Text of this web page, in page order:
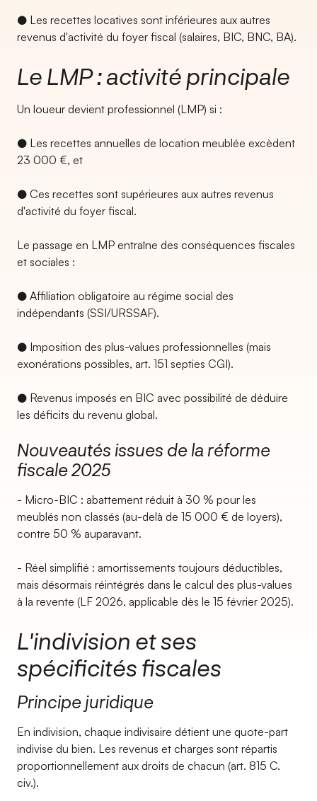
● Les recettes locatives sont inférieures aux autres
revenus d'activité du foyer fiscal (salaires, BIC, BNC, BA).
Le LMP : activité principale
Un loueur devient professionnel (LMP) si :
● Les recettes annuelles de location meublée excèdent
23 000 €, et
● Ces recettes sont supérieures aux autres revenus
d'activité du foyer fiscal.
Le passage en LMP entraîne des conséquences fiscales
et sociales :
● Affiliation obligatoire au régime social des
indépendants (SSI/URSSAF).
● Imposition des plus-values professionnelles (mais
exonérations possibles, art. 151 septies CGI).
● Revenus imposés en BIC avec possibilité de déduire
les déficits du revenu global.
Nouveautés issues de la réforme
fiscale 2025
- Micro-BIC : abattement réduit à 30 % pour les
meublés non classés (au-delà de 15 000 € de loyers),
contre 50 % auparavant.
- Réel simplifié : amortissements toujours déductibles,
mais désormais réintégrés dans le calcul des plus-values
à la revente (LF 2026, applicable dès le 15 février 2025).
L'indivision et ses
spécificités fiscales
Principe juridique
En indivision, chaque indivisaire détient une quote-part
indivise du bien. Les revenus et charges sont répartis
proportionnellement aux droits de chacun (art. 815 C.
civ.).